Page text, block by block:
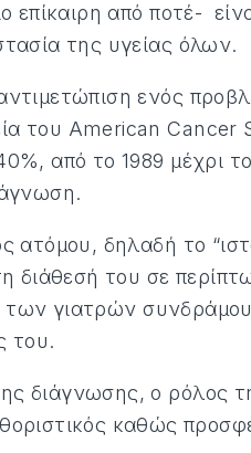
επίκαιρη από ποτέ-
της υγείας όλων.
ενός
του American Cancer
από το 1989 μέχρι
ατόμου, δηλαδή το
διάθεσή του σε
γιατρών
του.
διάγνωσης, ο ρόλος
καθώς